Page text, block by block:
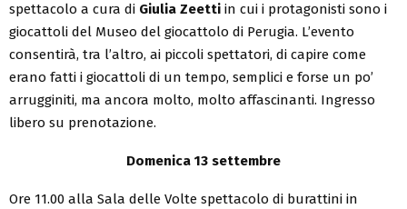
spettacolo a cura di Giulia Zeetti in cui i protagonisti sono i
giocattoli del Museo del giocattolo di Perugia. L’evento
consentirà, tra l’altro, ai piccoli spettatori, di capire come
erano fatti i giocattoli di un tempo, semplici e forse un po’
arrugginiti, ma ancora molto, molto affascinanti. Ingresso
libero su prenotazione.
Domenica 13 settembre
Ore 11.00 alla Sala delle Volte spettacolo di burattini in